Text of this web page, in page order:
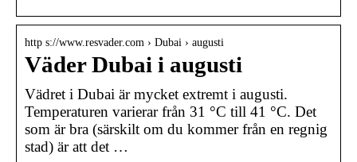
http s://www.resvader.com › Dubai › augusti
Väder Dubai i augusti
Vädret i Dubai är mycket extremt i augusti.
Temperaturen varierar från 31 °C till 41 °C. Det
som är bra (särskilt om du kommer från en regnig
stad) är att det …